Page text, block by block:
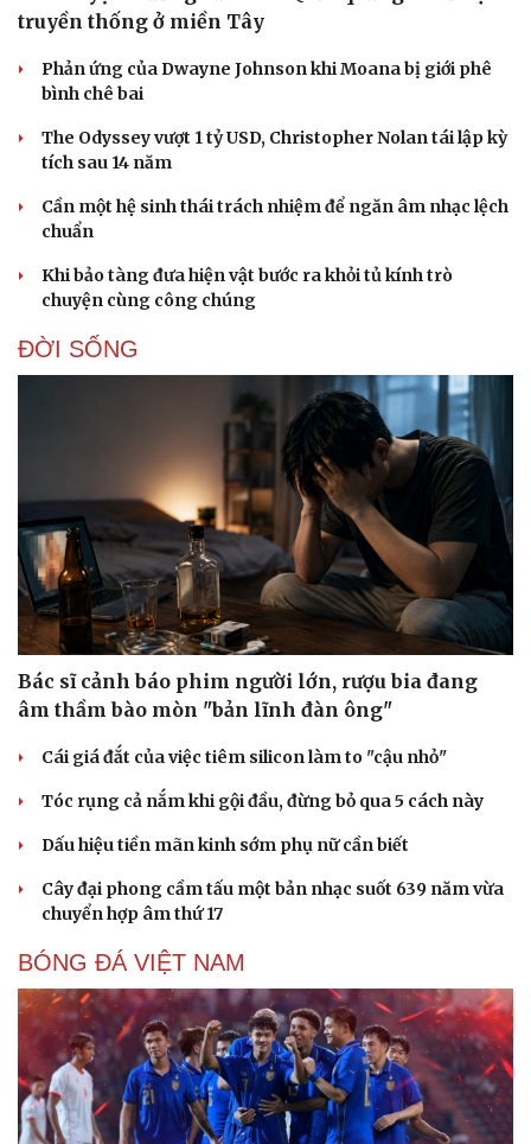
truyền thống ở miền Tây
Phản ứng của Dwayne Johnson khi Moana bị giới phê
bình chê bai
The Odyssey vượt 1 tỷ USD, Christopher Nolan tái lập kỳ
tích sau 14 năm
Cần một hệ sinh thái trách nhiệm để ngăn âm nhạc lệch
chuẩn
Khi bảo tàng đưa hiện vật bước ra khỏi tủ kính trò
chuyện cùng công chúng
ĐỜI SỐNG
Bác sĩ cảnh báo phim người lớn, rượu bia đang
âm thầm bào mòn "bản lĩnh đàn ông"
Cái giá đắt của việc tiêm silicon làm to "cậu nhỏ"
Tóc rụng cả nắm khi gội đầu, đừng bỏ qua 5 cách này
Dấu hiệu tiền mãn kinh sớm phụ nữ cần biết
Cây đại phong cầm tấu một bản nhạc suốt 639 năm vừa
chuyển hợp âm thứ 17
BÓNG ĐÁ VIỆT NAM